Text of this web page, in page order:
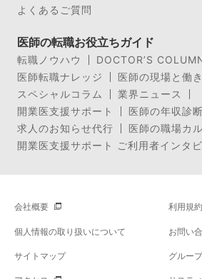
よくあるご質問
医師の転職お役立ちガイド
転職ノウハウ
DOCTOR’S
医師転職ナレッジ
医師の現場と働
スペシャルコラム
業界ニュース
開業医支援サポート
医師の年収診断
求人のお知らせ代行
医師の職場カ
開業医支援サポート ご利用者インタ
会社概要 利用規約
個人情報の取り扱いについて お問い
サイトマップ グルー